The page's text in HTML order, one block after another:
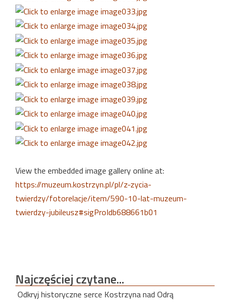
View the embedded image gallery online at:
https://muzeum.kostrzyn.pl/pl/z-zycia-
twierdzy/fotorelacje/item/590-10-lat-muzeum-
twierdzy-jubileusz#sigProIdb688661b01
Najczęściejczytane...
Odkryj historyczne serce Kostrzyna nad Odrą